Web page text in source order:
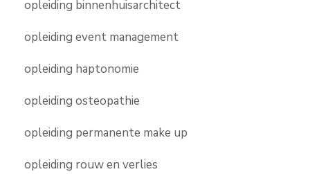
opleiding binnenhuisarchitect
opleiding event management
opleiding haptonomie
opleiding osteopathie
opleiding permanente make up
opleiding rouw en verlies